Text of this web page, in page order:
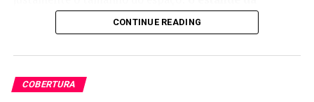
GORDOX
LEVEL UP
MUNDIAL DE SMITE
UP NEXT
empresa terá o dobro da área utilizada na edição
passada.
sobre quais jogos, ativações e experiências estarão
disponíveis durante o evento. Segundo o comunicado da
CONTINUE READING
COBERTURA